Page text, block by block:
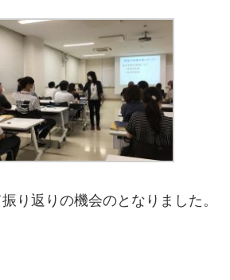
り返りの機会のとなりました。